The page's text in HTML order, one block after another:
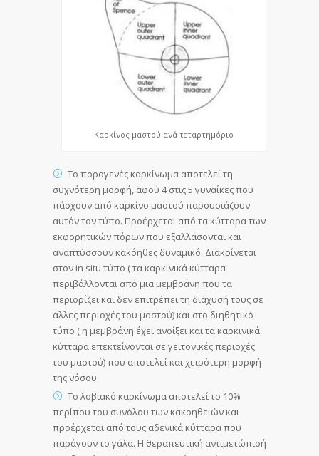
Καρκίνος μαστού ανά τεταρτημόριο
Το πορογενές καρκίνωμα αποτελεί τη
συχνότερη μορφή, αφού 4 στις 5 γυναίκες που
πάσχουν από καρκίνο μαστού παρουσιάζουν
αυτόν τον τύπο. Προέρχεται από τα κύτταρα των
εκφορητικών πόρων που εξαλλάσονται και
αναπτύσσουν κακόηθες δυναμικό. Διακρίνεται
στον in situ τύπο ( τα καρκινικά κύτταρα
περιβάλλονται από μια μεμβράνη που τα
περιορίζει και δεν επιτρέπει τη διάχυσή τους σε
άλλες περιοχές του μαστού) και στο διηθητικό
τύπο ( η μεμβράνη έχει ανοίξει και τα καρκινικά
κύτταρα επεκτείνονται σε γειτονικές περιοχές
του μαστού) που αποτελεί και χειρότερη μορφή
της νόσου.
Το λοβιακό καρκίνωμα αποτελεί το 10%
περίπου του συνόλου των κακοηθειών και
προέρχεται από τους αδενικά κύτταρα που
παράγουν το γάλα. Η θεραπευτική αντιμετώπισή